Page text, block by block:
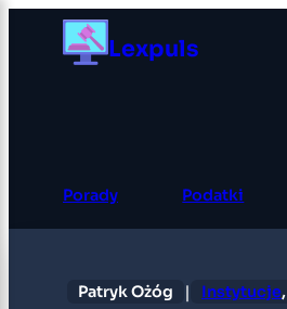
Przejdź
Lexpuls
Porady Podatki
Patryk Ożóg | Instytucje,